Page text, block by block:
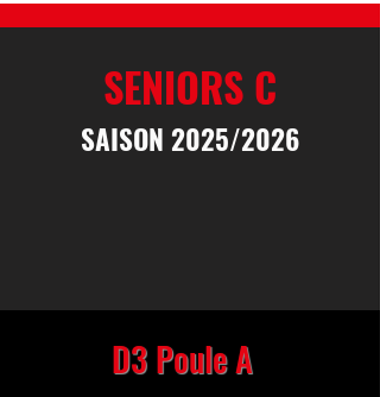
SENIORS C
SAISON 2025/2026
D3 Poule A